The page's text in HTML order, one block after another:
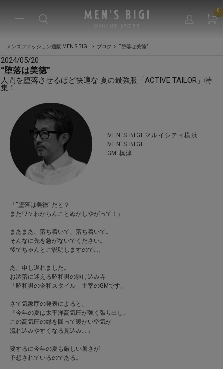
0
メンズファッション通販 MEN'S BIGI ブログ “堕落は美徳”
2024/05/20
“堕落は美徳”
人間を堕落させるほど快適な 夏の最強服「ACTIVE TAILOR」特
集！
MEN'S BIGI マルイシティ横浜
MEN'S BIGI
GM 橋津
「“堕落は美徳” だと？
またワケわからんことぬかしやがって！」
まあまあ、落ち着いて、落ち着いて。
そんなに先を急がないでください。
後でちゃんとご説明しますので…。
あ、申し遅れました。
お洒落に迷える昭和男の駆け込み寺
「昭和男の令和スタイル」主宰のGMです。
さて気象庁の発表によると、
『今年の夏は太平洋高気圧が強く張り出し、
この高気圧の縁を回って暖かい空気が
流れ込みやすくなる見込み… 』
要するに今年の夏も厳しい暑さが
予想されているのである。